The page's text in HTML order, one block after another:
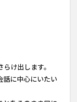
け出します。
話に中心にいたい